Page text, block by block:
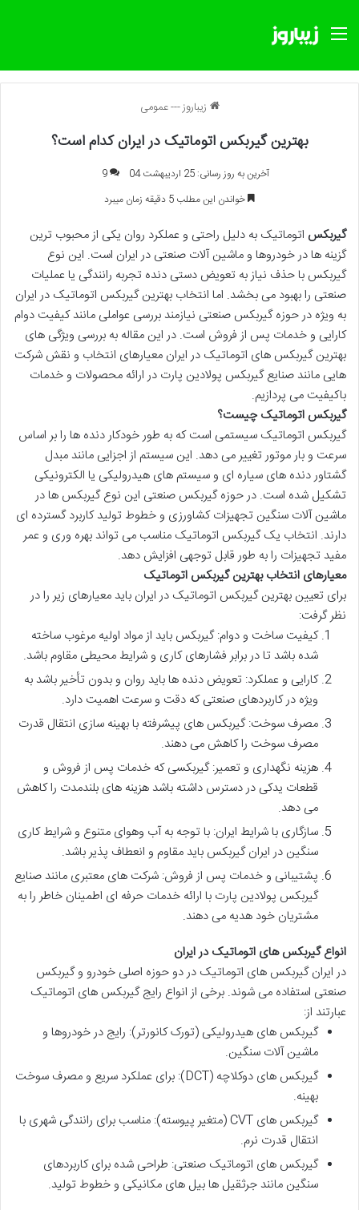
منو
زیباروز---عمومی
بهترین گیربکس اتوماتیک در ایران کدام است؟
آخرین به روز رسانی: 25 اردیبهشت 04
9
خواندن این مطلب 5 دقیقه زمان میبرد
گیربکس اتوماتیک به دلیل راحتی و عملکرد روان یکی از محبوب ترین
گزینه ها در خودروها و ماشین آلات صنعتی در ایران است. این نوع
گیربکس با حذف نیاز به تعویض دستی دنده تجربه رانندگی یا عملیات
صنعتی را بهبود می بخشد. اما انتخاب بهترین گیربکس اتوماتیک در ایران
به ویژه در حوزهگیربکس صنعتی نیازمند بررسی عواملی مانند کیفیت دوام
کارایی و خدمات پس از فروش است. در این مقاله به بررسی ویژگی های
بهترین گیربکس های اتوماتیک در ایران معیارهای انتخاب و نقش شرکت
هایی مانندصنایع گیربکس پولادین پارت در ارائه محصولات و خدمات
باکیفیت می پردازیم.
گیربکس اتوماتیک چیست؟
گیربکس اتوماتیک سیستمی است که به طور خودکار دنده ها را بر اساس
سرعت و بار موتور تغییر می دهد. این سیستم از اجزایی مانند مبدل
گشتاور دنده های سیاره ای و سیستم های هیدرولیکی یا الکترونیکی
تشکیل شده است. در حوزهگیربکس صنعتی این نوع گیربکس ها در
ماشین آلات سنگین تجهیزات کشاورزی و خطوط تولید کاربرد گسترده ای
دارند. انتخاب یک گیربکس اتوماتیک مناسب می تواند بهره وری و عمر
مفید تجهیزات را به طور قابل توجهی افزایش دهد.
معیارهای انتخاب بهترین گیربکس اتوماتیک
برای تعیین بهترین گیربکس اتوماتیک در ایران باید معیارهای زیر را در
نظر گرفت:
کیفیت ساخت و دوام: گیربکس باید از مواد اولیه مرغوب ساخته
شده باشد تا در برابر فشارهای کاری و شرایط محیطی مقاوم باشد.
کارایی و عملکرد: تعویض دنده ها باید روان و بدون تأخیر باشد به
ویژه در کاربردهای صنعتی که دقت و سرعت اهمیت دارد.
مصرف سوخت: گیربکس های پیشرفته با بهینه سازی انتقال قدرت
مصرف سوخت را کاهش می دهند.
هزینه نگهداری و تعمیر: گیربکسی که خدمات پس از فروش و
قطعات یدکی در دسترس داشته باشد هزینه های بلندمدت را کاهش
می دهد.
سازگاری با شرایط ایران: با توجه به آب وهوای متنوع و شرایط کاری
سنگین در ایران گیربکس باید مقاوم و انعطاف پذیر باشد.
پشتیبانی و خدمات پس از فروش: شرکت های معتبری مانندصنایع
گیربکس پولادین پارت با ارائه خدمات حرفه ای اطمینان خاطر را به
مشتریان خود هدیه می دهند.
انواع گیربکس های اتوماتیک در ایران
در ایران گیربکس های اتوماتیک در دو حوزه اصلی خودرو وگیربکس
صنعتی استفاده می شوند. برخی از انواع رایج گیربکس های اتوماتیک
عبارتند از:
گیربکس های هیدرولیکی (تورک کانورتر): رایج در خودروها و
ماشین آلات سنگین.
گیربکس های دوکلاچه (DCT)
: برای عملکرد سریع و مصرف سوخت
بهینه.
گیربکس های CVT (متغیر پیوسته)
: مناسب برای رانندگی شهری با
انتقال قدرت نرم.
گیربکس های اتوماتیک صنعتی: طراحی شده برای کاربردهای
سنگین مانند جرثقیل ها بیل های مکانیکی و خطوط تولید.